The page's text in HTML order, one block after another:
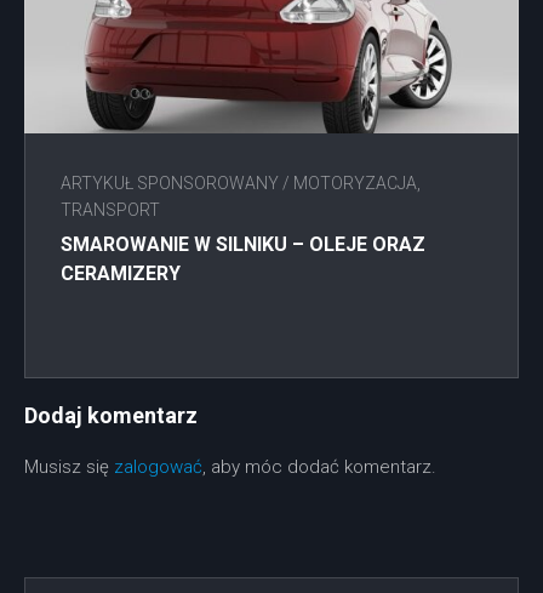
ARTYKUŁ SPONSOROWANY / MOTORYZACJA,
TRANSPORT
SMAROWANIE W SILNIKU – OLEJE ORAZ
CERAMIZERY
Dodaj komentarz
Musisz się zalogować, aby móc dodać komentarz.